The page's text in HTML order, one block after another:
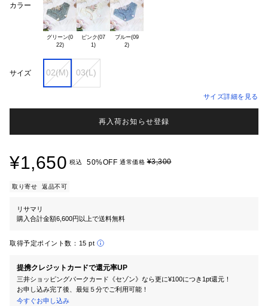
カラー
グリーン(0
22)
ピンク(07
ブルー(09
サイズ 02(M) 03(L)
サイズ詳細を見る
再入荷お知らせ登録
¥1,650 税込 50%OFF 通常価格¥3,300
取り寄せ 返品不可
リサマリ
購入合計金額6,600円以上で送料無料
取得予定ポイント数： 15 pt
提携クレジットカードで還元率UP
三井ショッピングパークカード《セゾン》なら更に¥100につき1pt還元！
お申し込み完了後、最短５分でご利用可能！
今すぐお申し込み